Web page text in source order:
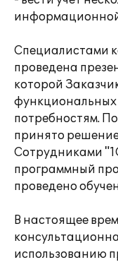
Специалистами
проведена
которой
функциональных
потребностям.
принято
Сотрудниками
программный
проведено
В настоящее
использованию